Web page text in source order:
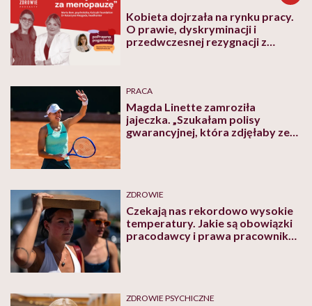
Kobieta dojrzała na rynku pracy.
O prawie, dyskryminacji i
przedwczesnej rezygnacji z
PRACA
Magda Linette zamroziła
jajeczka. „Szukałam polisy
gwarancyjnej, która zdjęłaby ze
ZDROWIE
Czekają nas rekordowo wysokie
temperatury. Jakie są obowiązki
pracodawcy i prawa pracownika
ZDROWIE PSYCHICZNE